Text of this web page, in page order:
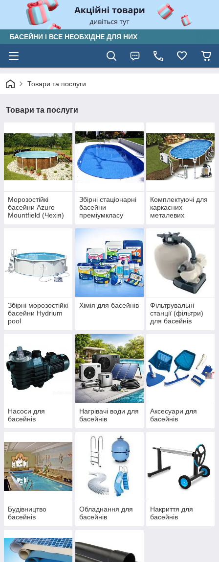
БАСЕЙНИ І ВСЕ НЕОБХІДНЕ ДЛЯ НИХ
Товари та послуги
Товари та послуги
Морозостійкі
басейни Azuro
Mountfield (Чехія)
Збірні стаціонарні
басейни
преміумкласу
(ЧЕХІЯ)
Комплектуючі для
каркасних
металевих
Збірні морозостійкі
басейни Hydrium
pool
Хімія для басейнів
Фільтрувальні
станції (фільтри)
для басейнів
Насоси для
басейнів
Нагрівачі води для
басейнів
Аксесуари для
басейнів
Будівництво
басейнів
Обладнання для
басейнів
Накриття для
басейнів